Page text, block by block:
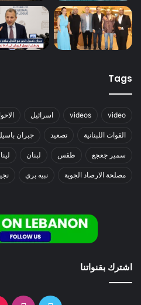
Tags
video
videos اسرائيل
القوات اللبنانية تصعيد جبران
سمير جعجع طقس لبنان
مصلحة الارصاد الجوية نبيه بري
اشترك بقنواتنا